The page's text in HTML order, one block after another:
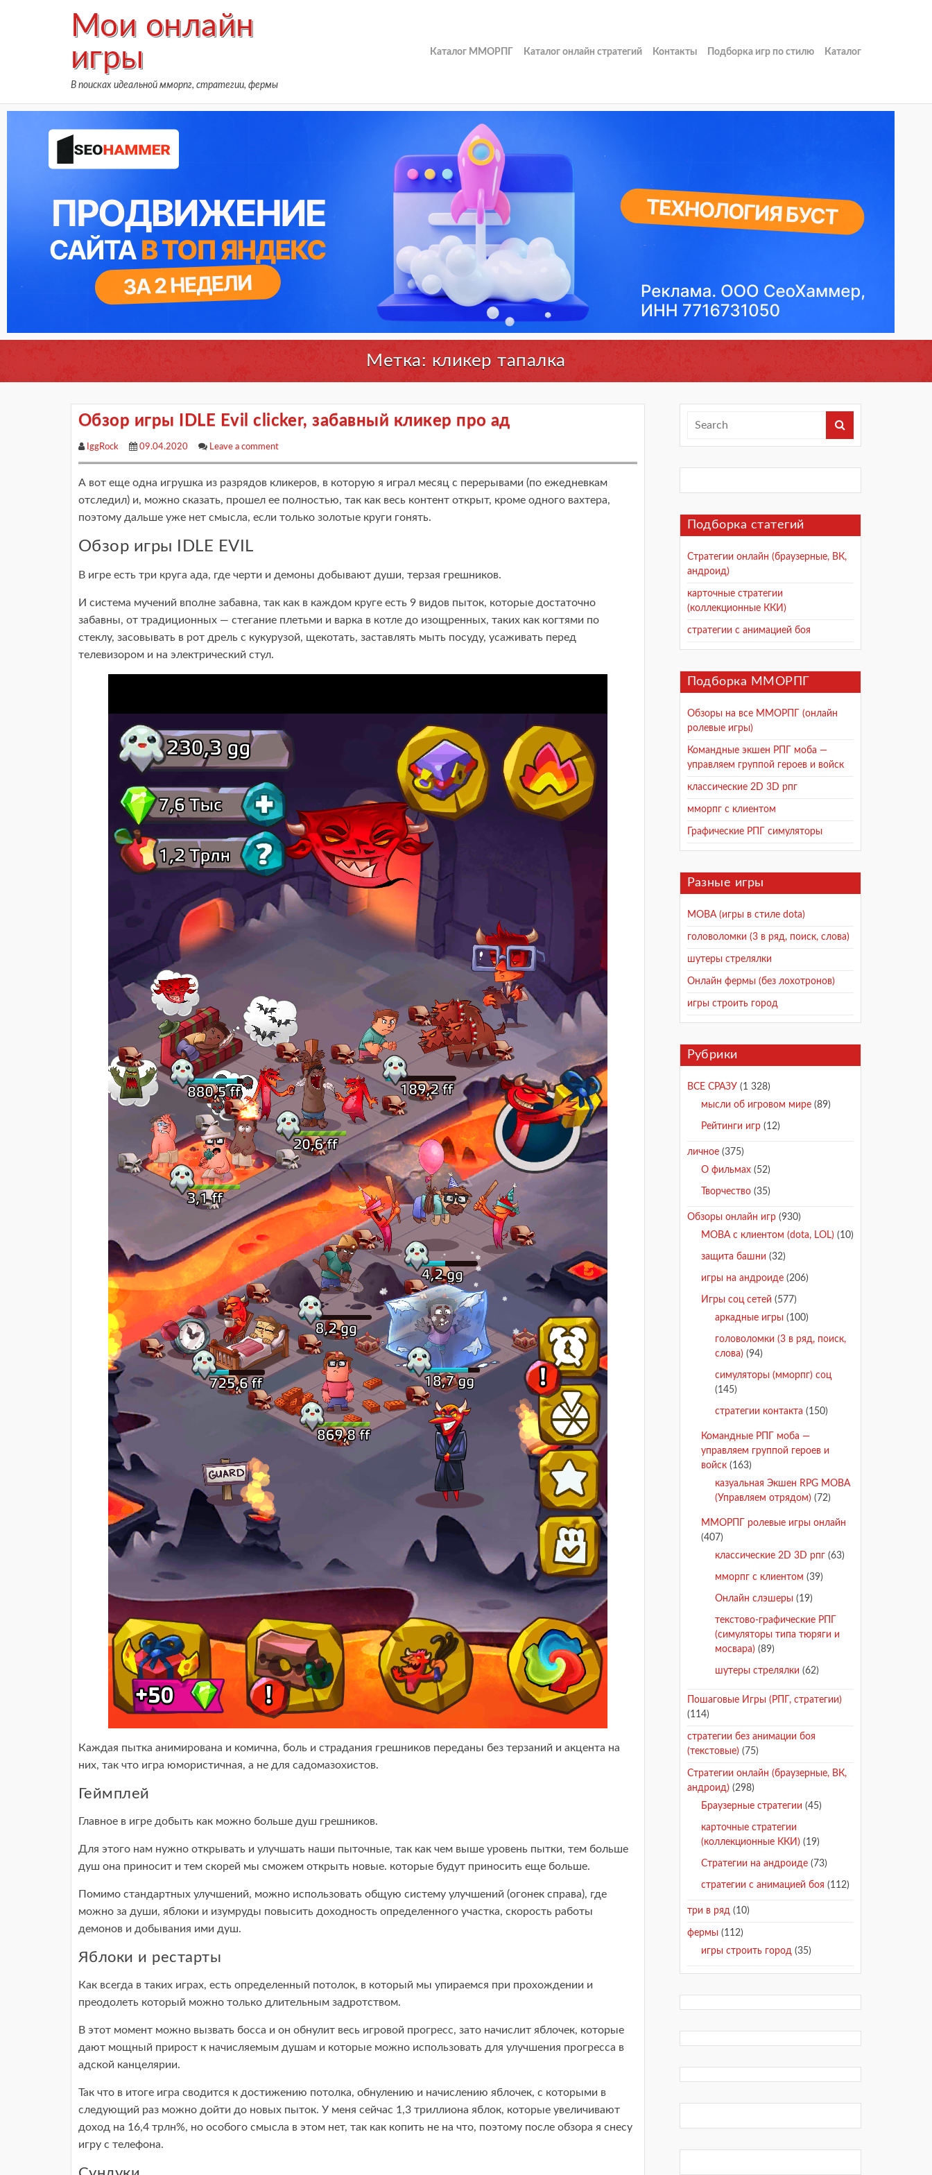
Мои онлайн
игры
В поисках идеальной мморпг, стратегии, фермы
Каталог ММОРПГ Каталог онлайн стратегий Контакты Подборка игр по стилю Каталог
Метка: кликер тапалка
Обзор игры IDLE Evil clicker, забавный кликер про ад
IggRock 09.04.2020 Leave a comment
А вот еще одна игрушка из разрядов кликеров, в которую я играл месяц с перерывами (по ежедневкам
отследил) и, можно сказать, прошел ее полностью, так как весь контент открыт, кроме одного вахтера,
поэтому дальше уже нет смысла, если только золотые круги гонять.
Обзор игры IDLE EVIL
В игре есть три круга ада, где черти и демоны добывают души, терзая грешников.
И система мучений вполне забавна, так как в каждом круге есть 9 видов пыток, которые достаточно
забавны, от традиционных — стегание плетьми и варка в котле до изощренных, таких как когтями по
стеклу, засовывать в рот дрель с кукурузой, щекотать, заставлять мыть посуду, усаживать перед
телевизором и на электрический стул.
Каждая пытка анимирована и комична, боль и страдания грешников переданы без терзаний и акцента на
них, так что игра юмористичная, а не для садомазохистов.
Геймплей
Главное в игре добыть как можно больше душ грешников.
Для этого нам нужно открывать и улучшать наши пыточные, так как чем выше уровень пытки, тем больше
душ она приносит и тем скорей мы сможем открыть новые. которые будут приносить еще больше.
Помимо стандартных улучшений, можно использовать общую систему улучшений (огонек справа), где
можно за души, яблоки и изумруды повысить доходность определенного участка, скорость работы
демонов и добывания ими душ.
Яблоки и рестарты
Как всегда в таких играх, есть определенный потолок, в который мы упираемся при прохождении и
преодолеть который можно только длительным задротством.
В этот момент можно вызвать босса и он обнулит весь игровой прогресс, зато начислит яблочек, которые
дают мощный прирост к начисляемым душам и которые можно использовать для улучшения прогресса в
адской канцелярии.
Так что в итоге игра сводится к достижению потолка, обнулению и начислению яблочек, с которыми в
следующий раз можно дойти до новых пыток. У меня сейчас 1,3 триллиона яблок, которые увеличивают
доход на 16,4 трлн%, но особого смысла в этом нет, так как копить не на что, поэтому после обзора я снесу
игру с телефона.
Подборка статегий
Стратегии онлайн (браузерные, ВК,
андроид)
карточные стратегии
(коллекционные ККИ)
стратегии с анимацией боя
Подборка ММОРПГ
Обзоры на все ММОРПГ (онлайн
ролевые игры)
Командные экшен РПГ моба —
управляем группой героев и войск
классические 2D 3D рпг
мморпг с клиентом
Графические РПГ симуляторы
Разные игры
MOBA (игры в стиле dota)
головоломки (3 в ряд, поиск, слова)
шутеры стрелялки
Онлайн фермы (без лохотронов)
игры строить город
Рубрики
ВСЕ СРАЗУ (1 328)
мысли об игровом мире(89)
Рейтинги игр(12)
личное(375)
О фильмах(52)
Творчество(35)
Обзоры онлайн игр(930)
MOBA с клиентом (dota, LOL) (10)
защита башни (32)
игры на андроиде(206)
Игры соц сетей (577)
аркадные игры(100)
головоломки (3 в ряд, поиск,
слова) (94)
симуляторы (мморпг) соц
(145)
стратегии контакта (150)
Командные РПГ моба —
управляем группой героев и
войск(163)
казуальная Экшен RPG MOBA
(Управляем отрядом) (72)
ММОРПГ ролевые игры онлайн
(407)
классические 2D 3D рпг(63)
мморпг с клиентом (39)
Онлайн слэшеры(19)
текстово-графические РПГ
(симуляторы типа тюряги и
мосвара) (89)
шутеры стрелялки (62)
Пошаговые Игры (РПГ, стратегии)
(114)
стратегии без анимации боя
(текстовые) (75)
Стратегии онлайн (браузерные, ВК,
андроид) (298)
Браузерные стратегии (45)
карточные стратегии
(коллекционные ККИ) (19)
Стратегии на андроиде(73)
стратегии с анимацией боя (112)
три в ряд(10)
фермы(112)
игры строить город(35)